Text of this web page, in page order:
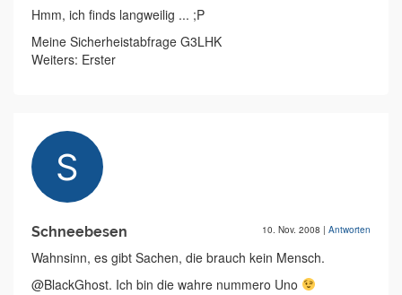
Hmm, ich finds langweilig ... ;P
Meine Sicherheistabfrage G3LHK
Weiters: Erster
Schneebesen 10. Nov. 2008 | Antworten
Wahnsinn, es gibt Sachen, die brauch kein Mensch.
@BlackGhost. Ich bin die wahre nummero Uno